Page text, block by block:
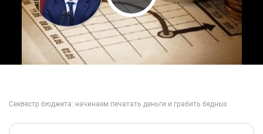
Play Video